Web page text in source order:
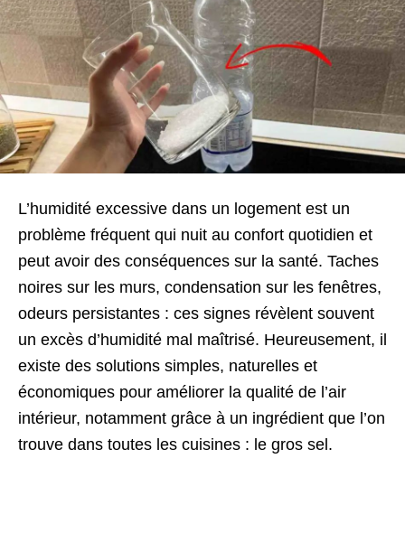
L’humidité excessive dans un logement est un
problème fréquent qui nuit au confort quotidien et
peut avoir des conséquences sur la santé. Taches
noires sur les murs, condensation sur les fenêtres,
odeurs persistantes : ces signes révèlent souvent
un excès d’humidité mal maîtrisé. Heureusement, il
existe des solutions simples, naturelles et
économiques pour améliorer la qualité de l’air
intérieur, notamment grâce à un ingrédient que l’on
trouve dans toutes les cuisines : le gros sel.